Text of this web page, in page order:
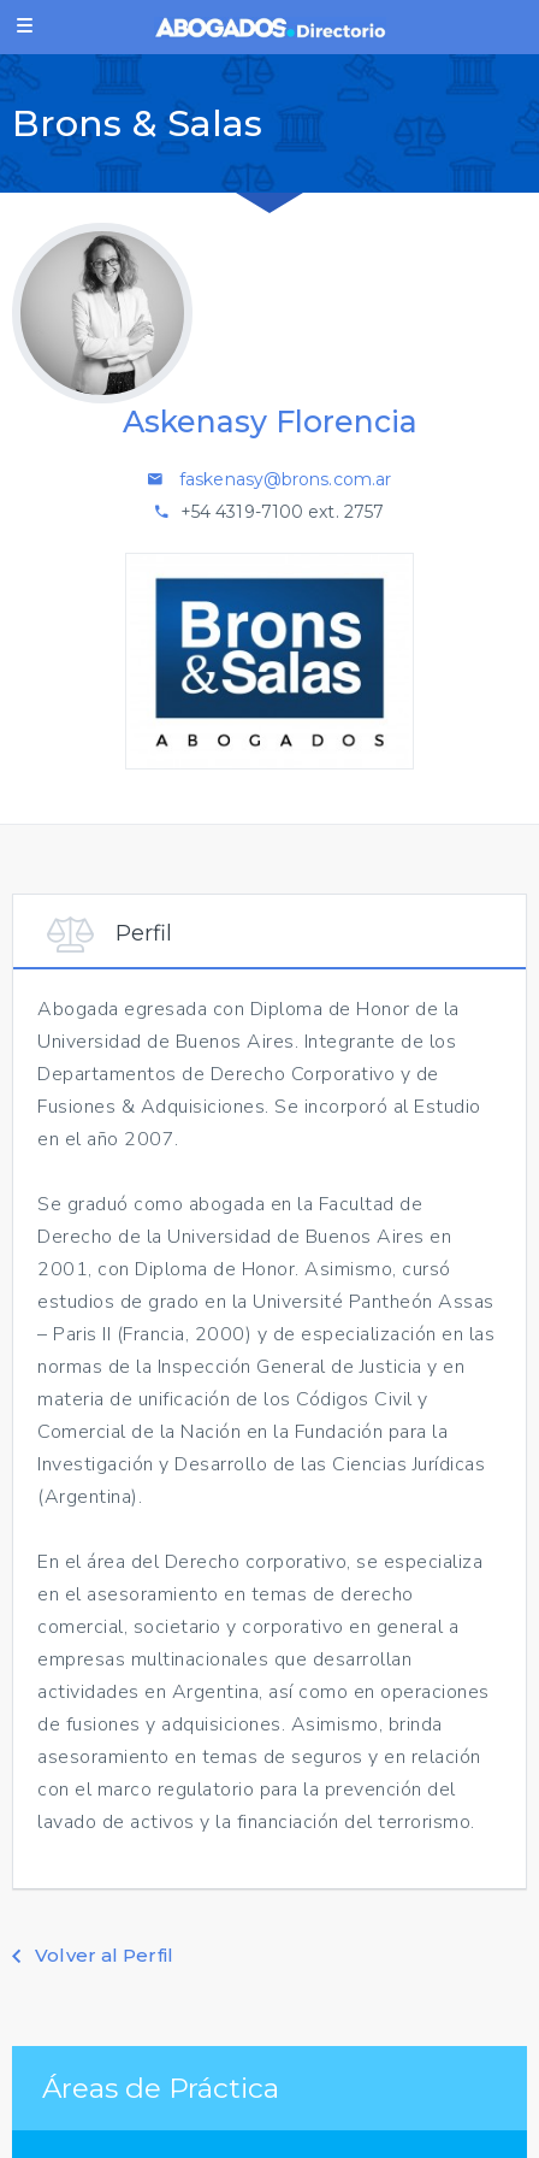
Brons & Salas
Askenasy Florencia
faskenasy@brons.com.ar
+54 4319-7100 ext. 2757
Perfil
Abogada egresada con Diploma de Honor de la
Universidad de Buenos Aires. Integrante de los
Departamentos de Derecho Corporativo y de
Fusiones & Adquisiciones. Se incorporó al Estudio
en el año 2007.
Se graduó como abogada en la Facultad de
Derecho de la Universidad de Buenos Aires en
2001, con Diploma de Honor. Asimismo, cursó
estudios de grado en la Université Pantheón Assas
– Paris II (Francia, 2000) y de especialización en las
normas de la Inspección General de Justicia y en
materia de unificación de los Códigos Civil y
Comercial de la Nación en la Fundación para la
Investigación y Desarrollo de las Ciencias Jurídicas
(Argentina).
En el área del Derecho corporativo, se especializa
en el asesoramiento en temas de derecho
comercial, societario y corporativo en general a
empresas multinacionales que desarrollan
actividades en Argentina, así como en operaciones
de fusiones y adquisiciones. Asimismo, brinda
asesoramiento en temas de seguros y en relación
con el marco regulatorio para la prevención del
lavado de activos y la financiación del terrorismo.
Volver al Perfil
Áreas de Práctica